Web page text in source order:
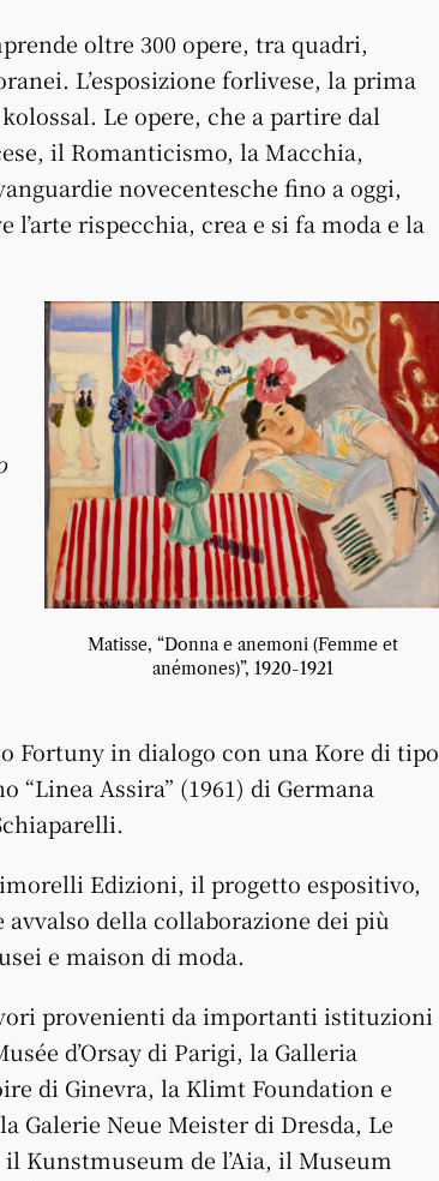
oltre 300 opere, tra quadri,
L’esposizione forlivese, la prima
Le opere, che a partire dal
il Romanticismo, la Macchia,
novecentesche fino a oggi,
rispecchia, crea e si fa moda e la
Matisse, “Donna e anemoni (Femme et
anémones)”, 1920-1921
Fortuny in dialogo con una Kore di tipo
“Linea Assira” (1961) di Germana
Edizioni, il progetto espositivo,
della collaborazione dei più
e maison di moda.
provenienti da importanti istituzioni
d’Orsay di Parigi, la Galleria
di Ginevra, la Klimt Foundation e
Galerie Neue Meister di Dresda, Le
Kunstmuseum de l’Aia, il Museum